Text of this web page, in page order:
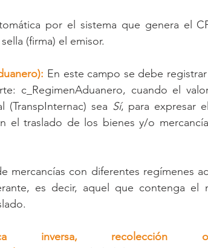
por el sistema que genera el
(firma) el emisor.
En este campo se debe
c_RegimenAduanero, cuando el
(TranspInternac) sea Sí, para expresar
el traslado de los bienes y/o
mercancías con diferentes regímenes
es decir, aquel que contenga el
inversa, recolección o